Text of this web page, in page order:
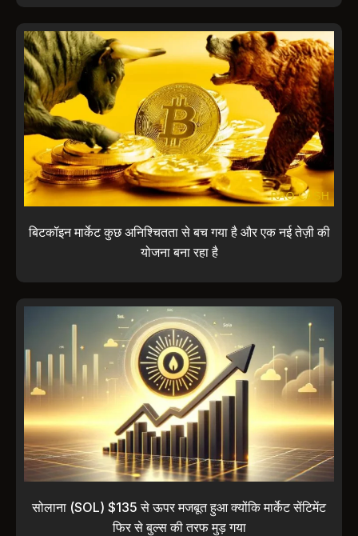
बिटकॉइन मार्केट कुछ अनिश्चितता से बच गया है और एक नई तेज़ी की
योजना बना रहा है
सोलाना (SOL) $135 से ऊपर मजबूत हुआ क्योंकि मार्केट सेंटिमेंट
फिर से बुल्स की तरफ मुड़ गया